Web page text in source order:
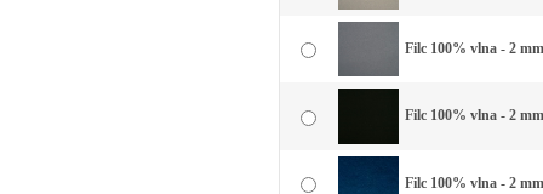
Filc 100% vlna - 2
Filc 100% vlna - 2
Filc 100% vlna - 2